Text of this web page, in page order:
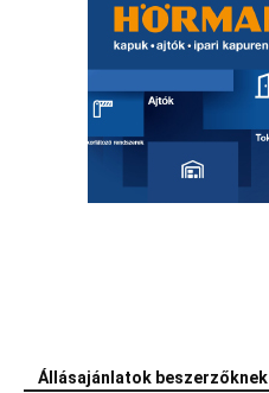
Állásajánlatok beszerzőknek